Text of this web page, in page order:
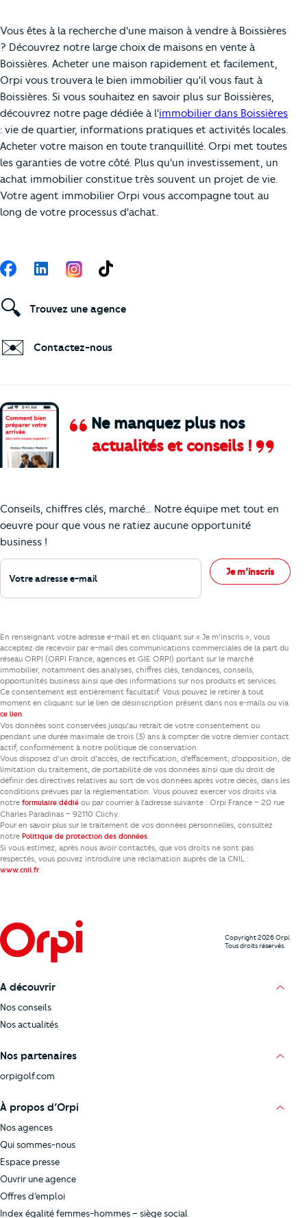
Vous êtes à la recherche d'une maison à vendre à Boissières
? Découvrez notre large choix de maisons en vente à
Boissières. Acheter une maison rapidement et facilement,
Orpi vous trouvera le bien immobilier qu'il vous faut à
Boissières. Si vous souhaitez en savoir plus sur Boissières,
découvrez notre page dédiée à l'immobilier dans Boissières
: vie de quartier, informations pratiques et activités locales.
Acheter votre maison en toute tranquillité. Orpi met toutes
les garanties de votre côté. Plus qu'un investissement, un
achat immobilier constitue très souvent un projet de vie.
Votre agent immobilier Orpi vous accompagne tout au
long de votre processus d'achat.
Ne manquez plus nos
actualités et conseils !
Conseils, chiffres clés, marché… Notre équipe met tout en
oeuvre pour que vous ne ratiez aucune opportunité
business !
Votre adresse e-mail
Je m’inscris
Suivez-nous
FacebookLinkedIn TikTok
🔍 Trouvez une agence
✉️ Contactez-nous
En renseignant votre adresse e-mail et en cliquant sur « Je m’inscris », vous
acceptez de recevoir par e-mail des communications commerciales de la part du
réseau ORPI (ORPI France, agences et GIE ORPI) portant sur le marché
immobilier, notamment des analyses, chiffres clés, tendances, conseils,
opportunités business ainsi que des informations sur nos produits et services.
Ce consentement est entièrement facultatif. Vous pouvez le retirer à tout
moment en cliquant sur le lien de désinscription présent dans nos e-mails ou via
ce lien.
Vos données sont conservées jusqu’au retrait de votre consentement ou
pendant une durée maximale de trois (3) ans à compter de votre dernier contact
actif, conformément à notre politique de conservation.
Vous disposez d’un droit d’accès, de rectification, d’effacement, d’opposition, de
limitation du traitement, de portabilité de vos données ainsi que du droit de
définir des directives relatives au sort de vos données après votre décès, dans les
conditions prévues par la réglementation. Vous pouvez exercer vos droits via
notre formulaire dédié ou par courrier à l’adresse suivante : Orpi France – 20 rue
Charles Paradinas – 92110 Clichy.
Pour en savoir plus sur le traitement de vos données personnelles, consultez
notre Politique de protection des données.
Si vous estimez, après nous avoir contactés, que vos droits ne sont pas
respectés, vous pouvez introduire une réclamation auprès de la CNIL :
www.cnil.fr.
Copyright 2026 Orpi.
Tous droits réservés.
A découvrir
Nos conseils
Nos actualités
Nos partenaires
orpigolf.com
À propos d’Orpi
Nos agences
Qui sommes-nous
Espace presse
Ouvrir une agence
Offres d’emploi
Index égalité femmes-hommes – siège social